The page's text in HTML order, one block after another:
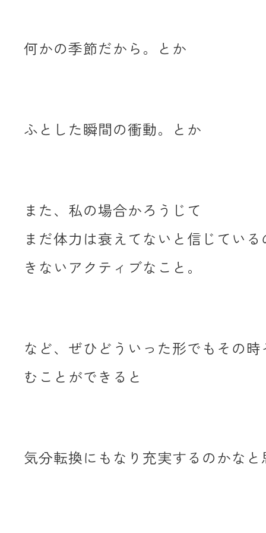
何かの季節だから。とか
ふとした瞬間の衝動。とか
また、私の場合かろうじて
まだ体力は衰えてないと信じてい
きないアクティブなこと。
など、ぜひどういった形でもその
むことができると
気分転換にもなり充実するのかなと